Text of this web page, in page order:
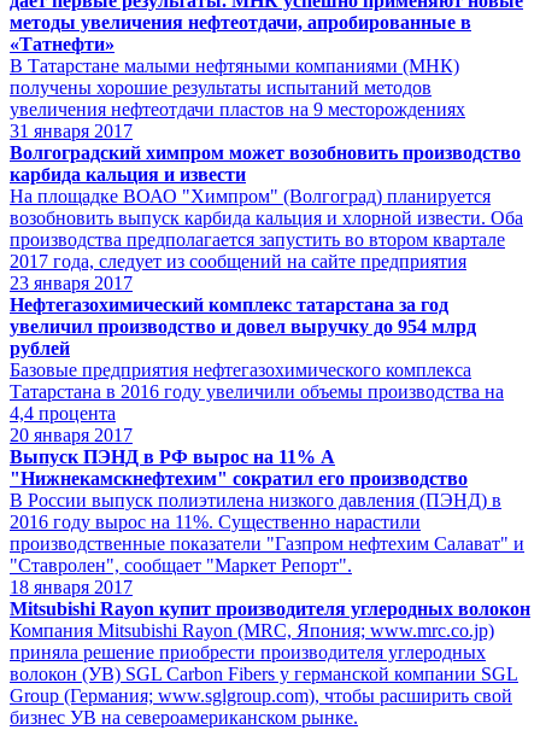
методы увеличения нефтеотдачи, апробированные в
«Татнефти»
В Татарстане малыми нефтяными компаниями (МНК)
получены хорошие результаты испытаний методов
увеличения нефтеотдачи пластов на 9 месторождениях
31 января 2017
Волгоградский химпром может возобновить производство
карбида кальция и извести
На площадке ВОАО "Химпром" (Волгоград) планируется
возобновить выпуск карбида кальция и хлорной извести. Оба
производства предполагается запустить во втором квартале
2017 года, следует из сообщений на сайте предприятия
23 января 2017
Нефтегазохимический комплекс татарстана за год
увеличил производство и довел выручку до 954 млрд
рублей
Базовые предприятия нефтегазохимического комплекса
Татарстана в 2016 году увеличили объемы производства на
4,4 процента
20 января 2017
Выпуск ПЭНД в РФ вырос на 11% А
"Нижнекамскнефтехим" сократил его производство
В России выпуск полиэтилена низкого давления (ПЭНД) в
2016 году вырос на 11%. Существенно нарастили
производственные показатели "Газпром нефтехим Салават" и
"Ставролен", сообщает "Маркет Репорт".
18 января 2017
Mitsubishi Rayon купит производителя углеродных волокон
Компания Mitsubishi Rayon (MRC, Япония; www.mrc.co.jp)
приняла решение приобрести производителя углеродных
волокон (УВ) SGL Carbon Fibers у германской компании SGL
Group (Германия; www.sglgroup.com), чтобы расширить свой
бизнес УВ на североамериканском рынке.